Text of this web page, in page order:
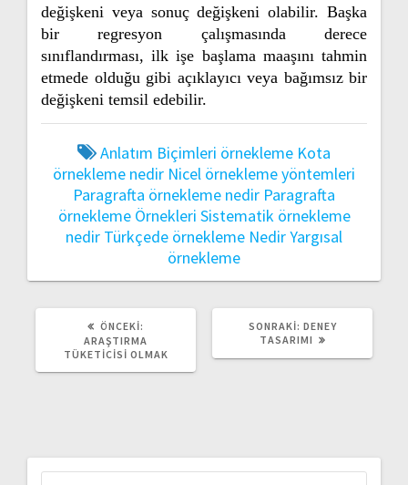
değişkeni veya sonuç değişkeni olabilir. Başka
bir regresyon çalışmasında derece
sınıflandırması, ilk işe başlama maaşını tahmin
etmede olduğu gibi açıklayıcı veya bağımsız bir
değişkeni temsil edebilir.
Anlatım Biçimleri örnekleme Kota
örnekleme nedir Nicel örnekleme yöntemleri
Paragrafta örnekleme nedir Paragrafta
örnekleme Örnekleri Sistematik örnekleme
nedir Türkçede örnekleme NedirYargısal
örnekleme
ÖNCEKI:
YAZI:
ARAŞTIRMA
TÜKETICISI OLMAK
SONRAKI: SONRAKI
YAZI:
DENEY
TASARIMI